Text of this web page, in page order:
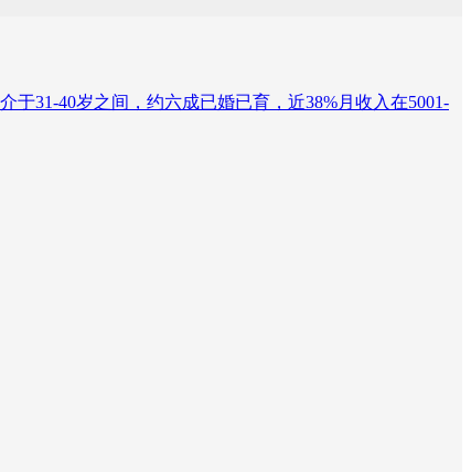
31-40岁之间，约六成已婚已育，近38%月收入在5001-